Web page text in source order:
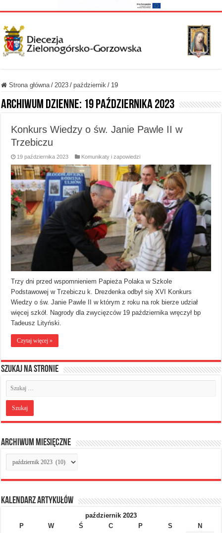
Strona główna / 2023 / październik / 19
Archiwum dzienne: 19 października 2023
Konkurs Wiedzy o św. Janie Pawle II w
Trzebiczu
19 października 2023 Komunikaty i zapowiedzi
Trzy dni przed wspomnieniem Papieża Polaka w Szkole
Podstawowej w Trzebiczu k. Drezdenka odbył się XVI Konkurs
Wiedzy o św. Janie Pawle II w którym z roku na rok bierze udział
więcej szkół. Nagrody dla zwycięzców 19 października wręczył bp
Tadeusz Lityński.
Czytaj więcej »
Szukaj na stronie
Archiwum miesięczne
Archiwum
miesięczne
Kalendarz artykułów
październik 2023
P
W Ś C P S
N